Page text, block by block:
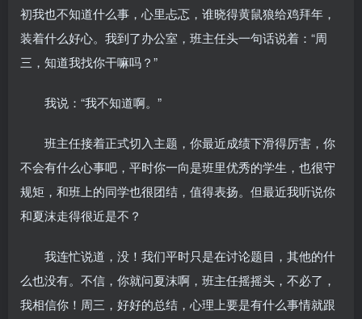
初我也不知道什么事，心里忐忑，谁晓得黄鼠狼给鸡拜年，
装着什么好心。我到了办公室，班主任头一句话说着：“周
三，知道我找你干嘛吗？”
我说：“我不知道啊。”
班主任接着正式切入主题，你最近成绩下滑得厉害，你
不会有什么心事吧，平时你一向是班里优秀的学生，也很守
规矩，和班上的同学也很团结，值得表扬。但最近我听说你
和夏沫走得很近是不？
我连忙说道，没！我们平时只是在讨论题目，其他的什
么也没有。不信，你就问夏沫啊，班主任摇摇头，不必了，
我相信你！周三，好好的总结，心理上要是有什么事情就跟